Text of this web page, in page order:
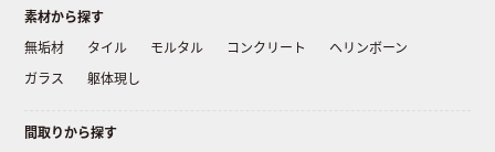
素材から探す
無垢材
タイル モルタル コンクリート
ヘリンボーン
ガラス
躯体現し
間取りから探す